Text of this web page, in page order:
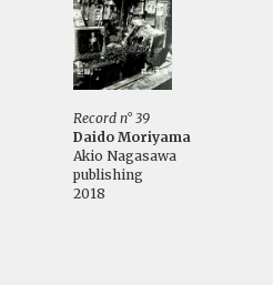
Record n° 39
Daido Moriyama
Akio Nagasawa
publishing
2018